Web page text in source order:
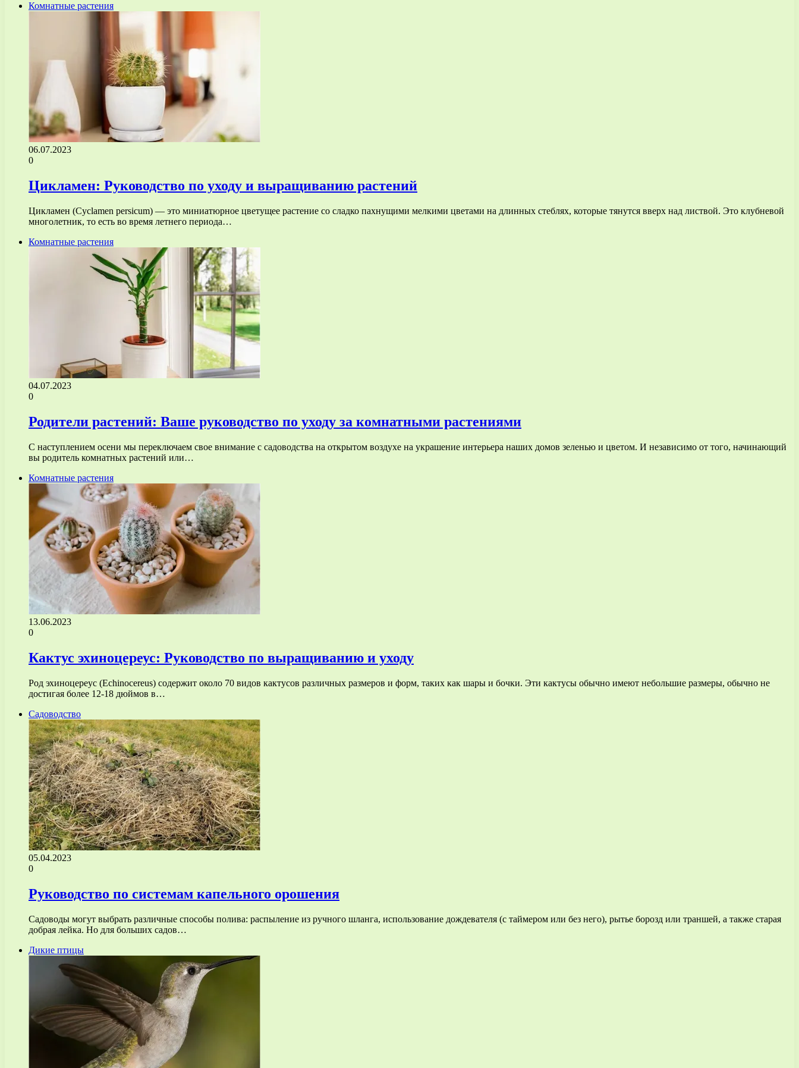
Комнатные растения
06.07.2023
0
Цикламен: Руководство по уходу и выращиванию растений
Цикламен (Cyclamen persicum) — это миниатюрное цветущее растение со сладко пахнущими мелкими цветами на длинных стеблях, которые тянутся вверх над листвой. Это клубневой
многолетник, то есть во время летнего периода…
Комнатные растения
04.07.2023
0
Родители растений: Ваше руководство по уходу за комнатными растениями
С наступлением осени мы переключаем свое внимание с садоводства на открытом воздухе на украшение интерьера наших домов зеленью и цветом. И независимо от того, начинающий
вы родитель комнатных растений или…
Комнатные растения
13.06.2023
0
Кактус эхиноцереус: Руководство по выращиванию и уходу
Род эхиноцереус (Echinocereus) содержит около 70 видов кактусов различных размеров и форм, таких как шары и бочки. Эти кактусы обычно имеют небольшие размеры, обычно не
достигая более 12-18 дюймов в…
Садоводство
05.04.2023
0
Руководство по системам капельного орошения
Садоводы могут выбрать различные способы полива: распыление из ручного шланга, использование дождевателя (с таймером или без него), рытье борозд или траншей, а также старая
добрая лейка. Но для больших садов…
Дикие птицы